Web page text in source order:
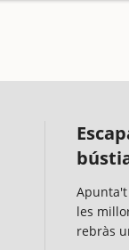
Apunta't
les
rebràs